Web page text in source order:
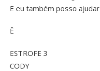
E eu também posso ajudar
Ê
ESTROFE 3
CODY